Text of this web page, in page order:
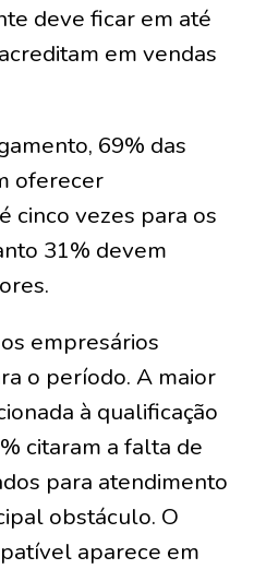
deve ficar em até
em vendas
69% das
oferecer
cinco vezes para os
31% devem
empresários
o período. A maior
à qualificação
citaram a falta de
para atendimento
obstáculo. O
aparece em